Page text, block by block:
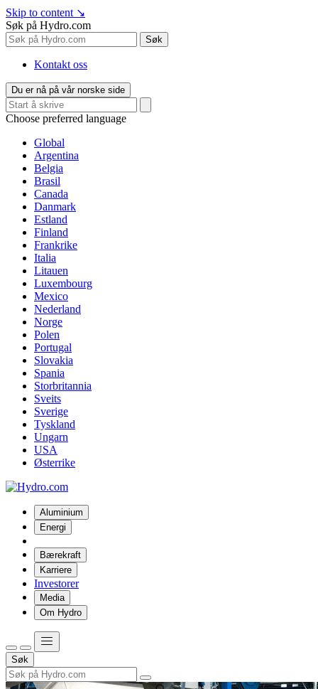
Skip to content ↘
Søk på Hydro.com
Søk
Kontakt oss
Du er nå på vår norske side
Choose preferred language
Global
Argentina
Belgia
Brasil
Canada
Danmark
Estland
Finland
Frankrike
Italia
Litauen
Luxembourg
Mexico
Nederland
Norge
Polen
Portugal
Slovakia
Spania
Storbritannia
Sveits
Sverige
Tyskland
Ungarn
USA
Østerrike
Aluminium
Energi
Bærekraft
Karriere
Investorer
Media
Om Hydro
Søk